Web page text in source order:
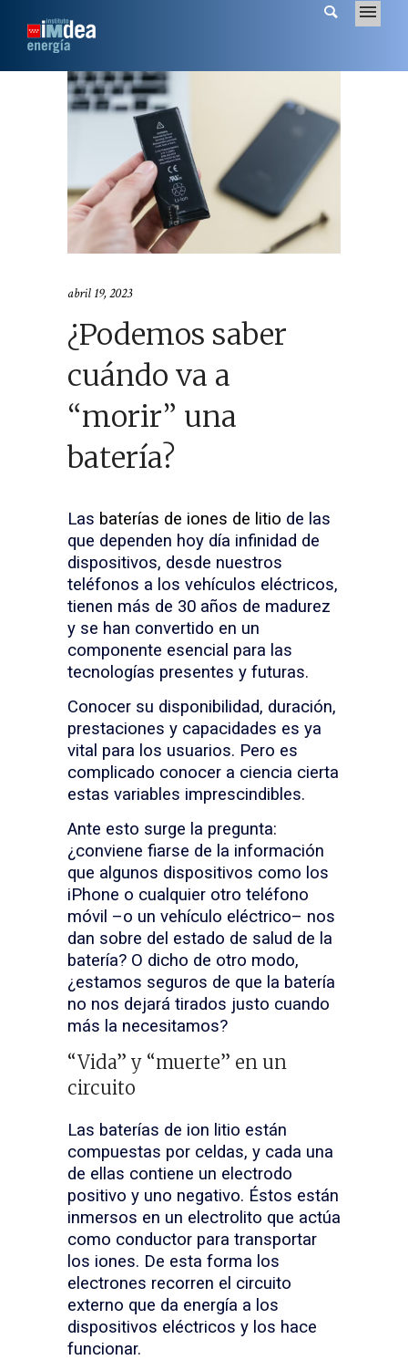
abril 19, 2023
¿Podemos saber
cuándo va a
“morir” una
batería?
Las baterías de iones de litio de las
que dependen hoy día infinidad de
dispositivos, desde nuestros
teléfonos a los vehículos eléctricos,
tienen más de 30 años de madurez
y se han convertido en un
componente esencial para las
tecnologías presentes y futuras.
Conocer su disponibilidad, duración,
prestaciones y capacidades es ya
vital para los usuarios. Pero es
complicado conocer a ciencia cierta
estas variables imprescindibles.
Ante esto surge la pregunta:
¿conviene fiarse de la información
que algunos dispositivos como los
iPhone o cualquier otro teléfono
móvil –o un vehículo eléctrico– nos
dan sobre del estado de salud de la
batería? O dicho de otro modo,
¿estamos seguros de que la batería
no nos dejará tirados justo cuando
más la necesitamos?
“Vida” y “muerte” en un
circuito
Las baterías de ion litio están
compuestas por celdas, y cada una
de ellas contiene un electrodo
positivo y uno negativo. Éstos están
inmersos en un electrolito que actúa
como conductor para transportar
los iones. De esta forma los
electrones recorren el circuito
externo que da energía a los
dispositivos eléctricos y los hace
funcionar.